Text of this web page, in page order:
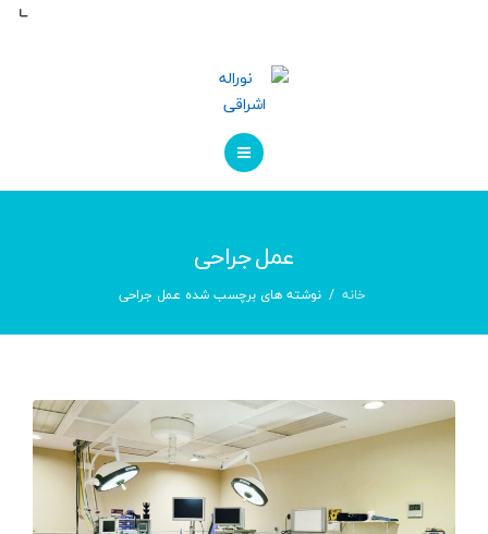
تماس با ما
درباره ما
عمل جراحی
خانه نوشته های برچسب شده عمل جراحی